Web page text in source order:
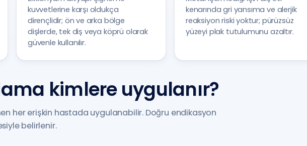
kuvvetlerine karşı oldukça
dirençlidir; ön ve arka bölge
dişlerde, tek diş veya köprü olarak
güvenle kullanılır.
kenarında gri yansıma ve alerjik
reaksiyon riski yoktur; pürüzsüz
yüzeyi plak tutulumunu azaltır.
kimlere uygulanır?
her erişkin hastada uygulanabilir. Doğru endikasyon
belirlenir.